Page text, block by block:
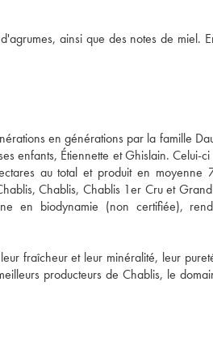
ainsi que des notes de miel.
en générations par la famille
enfants, Étiennette et Ghislain. Celui-
au total et produit en
Chablis, Chablis 1er Cru et
biodynamie (non certifiée),
fraîcheur et leur minéralité, leur
producteurs de Chablis, le